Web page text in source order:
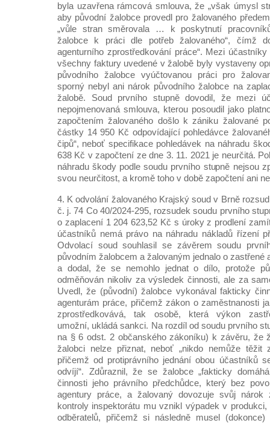
byla uzavřena rámcová smlouva, že „však úmysl
aby původní žalobce provedl pro žalovaného
„vůle stran směrovala … k poskytnutí
žalobce k práci dle potřeb žalovaného“, čímž
agenturního zprostředkování práce“. Mezi
všechny faktury uvedené v žalobě byly vystaveny
původního žalobce vyúčtovanou práci pro
sporný nebyl ani nárok původního žalobce na
žalobě. Soud prvního stupně dovodil, že mezi
nepojmenovaná smlouva, kterou posoudil jako
započtením žalovaného došlo k zániku žalované
částky 14 950 Kč odpovídající pohledávce
čipů“, neboť specifikace pohledávek na náhradu
638 Kč v započtení ze dne 3. 11. 2021 je neurčitá.
náhradu škody podle soudu prvního stupně nejsou
svou neurčitost, a kromě toho v době započtení ani
4. K odvolání žalovaného Krajský soud v Brně
č. j. 74 Co 40/2024-295, rozsudek soudu prvního
o zaplacení 1 204 623,52 Kč s úroky z prodlení
účastníků nemá právo na náhradu nákladů řízení
Odvolací soud souhlasil se závěrem soudu
původním žalobcem a žalovaným jednalo o zastřené
a dodal, že se nemohlo jednat o dílo, protože
odměňován nikoliv za výsledek činnosti, ale za
Uvedl, že (původní) žalobce vykonával fakticky
agenturám práce, přičemž zákon o zaměstnanosti
zprostředkovává, tak osobě, která výkon
umožní, ukládá sankci. Na rozdíl od soudu prvního
na § 6 odst. 2 občanského zákoníku) k závěru, že
žalobci nelze přiznat, neboť „nikdo nemůže těžit
přičemž od protiprávního jednání obou účastníků
odvíjí“. Zdůraznil, že se žalobce „fakticky
činnosti jeho právního předchůdce, který bez
agentury práce, a žalovaný dovozuje svůj
kontroly inspektorátu mu vznikl výpadek v
odběratelů, přičemž si následně musel (dokonce)